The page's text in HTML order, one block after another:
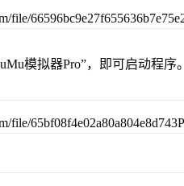
模拟器Pro”，即可启动程序。